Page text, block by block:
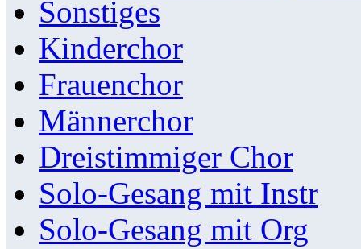
Sonstiges
Kinderchor
Frauenchor
Männerchor
Dreistimmiger Chor
Solo-Gesang mit Instr
Solo-Gesang mit Org